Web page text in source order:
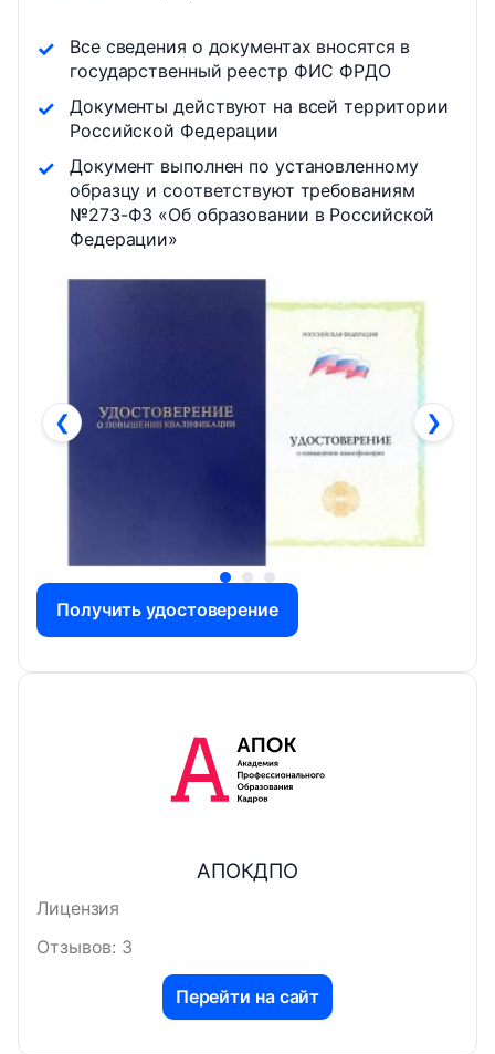
Все сведения о документах вносятся в
государственный реестр ФИС ФРДО
Документы действуют на всей территории
Российской Федерации
Документ выполнен по установленному
образцу и соответствуют требованиям
№273-ФЗ «Об образовании в Российской
Федерации»
❮ ❯
Получить удостоверение
АПОКДПО
Лицензия
Отзывов: 3
Перейти на сайт